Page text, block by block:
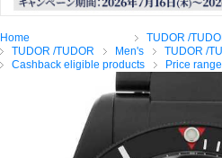
ブランドか
Home TUDOR /
TUDOR /TUDOR
Men's TUDOR /
Cashback eligible products
Price range